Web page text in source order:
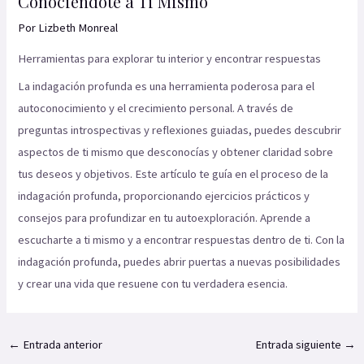
Por Lizbeth Monreal
Herramientas para explorar tu interior y encontrar respuestas
La indagación profunda es una herramienta poderosa para el
autoconocimiento y el crecimiento personal. A través de
preguntas introspectivas y reflexiones guiadas, puedes descubrir
aspectos de ti mismo que desconocías y obtener claridad sobre
tus deseos y objetivos. Este artículo te guía en el proceso de la
indagación profunda, proporcionando ejercicios prácticos y
consejos para profundizar en tu autoexploración. Aprende a
escucharte a ti mismo y a encontrar respuestas dentro de ti. Con la
indagación profunda, puedes abrir puertas a nuevas posibilidades
y crear una vida que resuene con tu verdadera esencia.
← Entrada anterior Entrada siguiente →